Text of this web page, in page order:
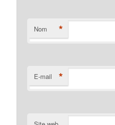
Nom *
E-mail *